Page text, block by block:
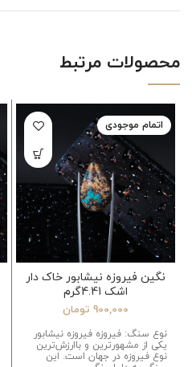
محصولات مرتبط
اتمام موجودی
نگین فیروزه نیشابور خاک دار
اشک 4.41گرم
900,000 تومان
نوع سنگ: فیروزه فیروزه نیشابور
یکی از مشهورترین و باارزش‌ترین
نوع فیروزه در جهان است. این